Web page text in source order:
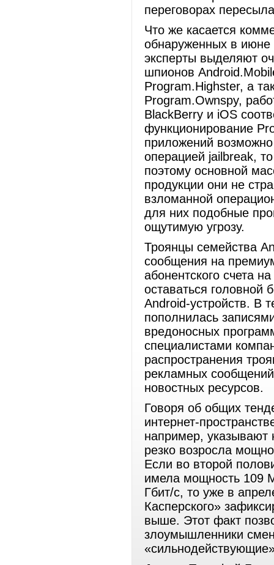
переговорах
Что же касается
обнаруженных в июне
эксперты выделяют
шпионов
Program.Highster, а
Program.Ownspy,
BlackBerry и iOS
функционирование
приложений
операцией jailbreak,
поэтому основной
продукции они не
взломанной
для них подобные
ощутимую угрозу.
Троянцы семейства
сообщения на
абонентского счета
оставаться головной
Android-устройств. В
пополнилась
вредоносных
специалистами
распространения
рекламных
новостных ресурсов.
Говоря об общих
интернет-
например, указывают
резко возросла
Если во второй
имела мощность 109
Гбит/с, то уже в
Касперского»
выше. Этот факт
злоумышленники